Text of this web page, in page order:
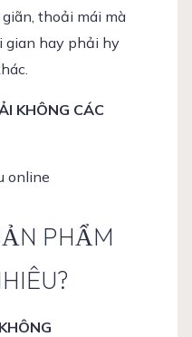
thoải mái mà
gian hay phải hy
KHÔNG CÁC
PHẨM
KHÔNG